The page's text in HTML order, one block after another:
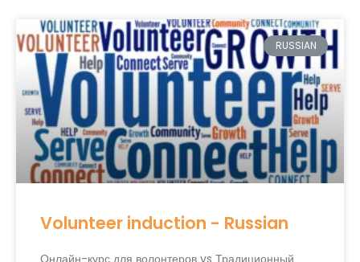
RUSSIAN
Volunteer induction - Russian
Онлайн-курс для волонтеров vs Традиционный